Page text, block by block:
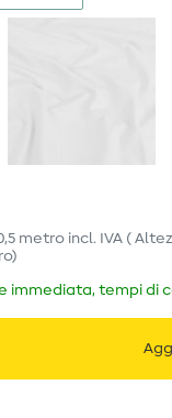
metro incl. IVA (
)
immediata, tempi di